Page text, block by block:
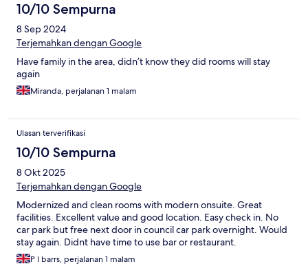
10/10 Sempurna
8 Sep 2024
Terjemahkan dengan Google
Have family in the area, didn’t know they did rooms will stay
again
Miranda, perjalanan 1 malam
Ulasan terverifikasi
10/10 Sempurna
8 Okt 2025
Terjemahkan dengan Google
Modernized and clean rooms with modern onsuite. Great
facilities. Excellent value and good location. Easy check in. No
car park but free next door in council car park overnight. Would
stay again. Didnt have time to use bar or restaurant.
P l barrs, perjalanan 1 malam